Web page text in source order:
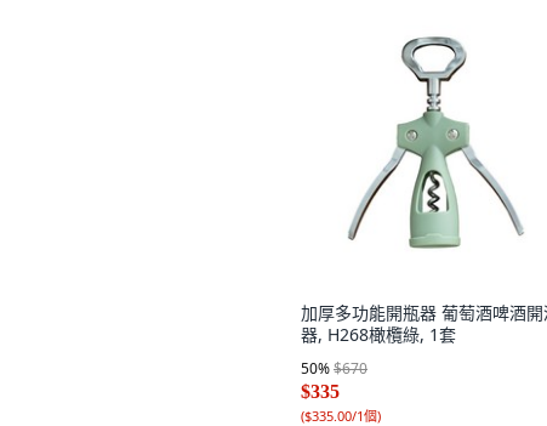
加厚多功能開瓶器 葡萄酒啤酒
器, H268橄欖綠, 1套
50%$670
$335
($335.00/1個)